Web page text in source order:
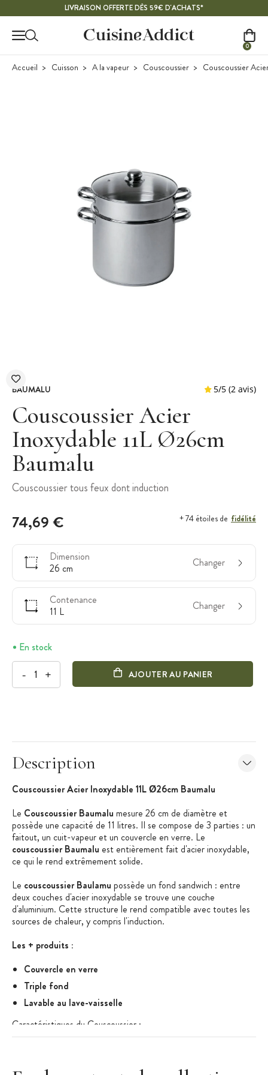
LIVRAISON OFFERTE DÈS 59€ D'ACHATS*
0
Accueil Cuisson A la vapeur Couscoussier Couscoussier
BAUMALU
Couscoussier Acier
Inoxydable 11L Ø26cm
Baumalu
Couscoussier tous feux dont induction
74,69 € + 74 étoiles de fidélité
Dimension
26 cm
Changer
Contenance
11 L
Changer
En stock
- + AJOUTER AU PANIER
Description
Couscoussier Acier Inoxydable 11L Ø26cm Baumalu
Le Couscoussier Baumalu mesure 26 cm de diamètre et
possède une capacité de 11 litres. Il se compose de 3 parties : un
faitout, un cuit-vapeur et un couvercle en verre. Le
couscoussier Baumalu est entièrement fait d'acier inoxydable,
ce qui le rend extrêmement solide.
Le couscoussier Baulamu possède un fond sandwich : entre
deux couches d'acier inoxydable se trouve une couche
d'aluminium. Cette structure le rend compatible avec toutes les
sources de chaleur, y compris l'induction.
Les + produits :
Couvercle en verre
Triple fond
Lavable au lave-vaisselle
Caractéristiques du Couscoussier :